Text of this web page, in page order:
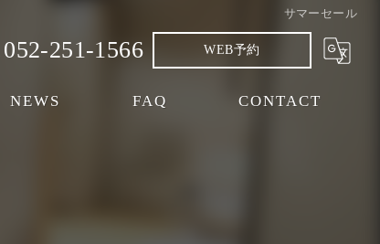
サマーセール
052-251-1566 WEB予約
NEWS FAQ CONTACT